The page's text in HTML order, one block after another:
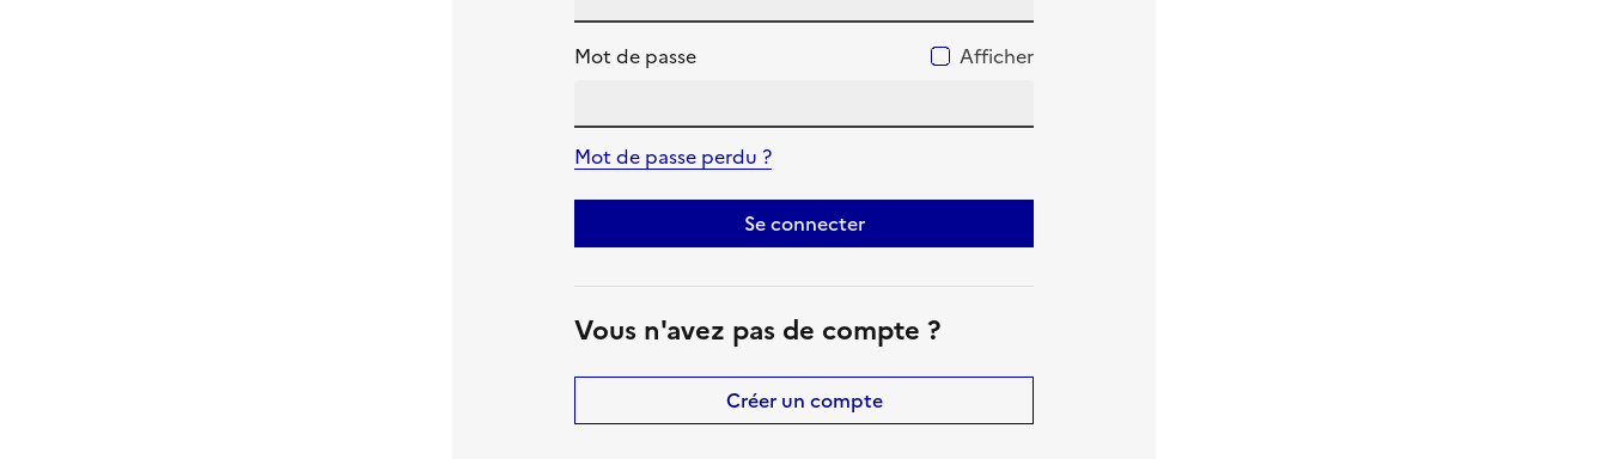
Mot de passe Afficher
Mot de passe perdu ?
Se connecter
Vous n'avez pas de compte ?
Créer un compte